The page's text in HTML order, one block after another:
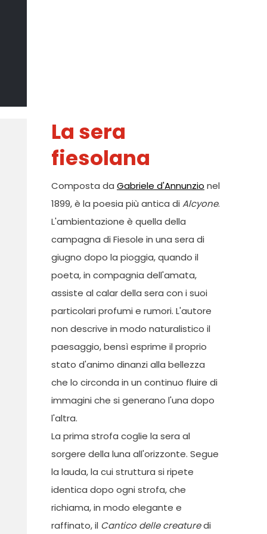
La sera
fiesolana
Composta da Gabriele d'Annunzio nel
1899, è la poesia più antica di Alcyone.
L'ambientazione è quella della
campagna di Fiesole in una sera di
giugno dopo la pioggia, quando il
poeta, in compagnia dell'amata,
assiste al calar della sera con i suoi
particolari profumi e rumori. L'autore
non descrive in modo naturalistico il
paesaggio, bensì esprime il proprio
stato d'animo dinanzi alla bellezza
che lo circonda in un continuo fluire di
immagini che si generano l'una dopo
l'altra.
La prima strofa coglie la sera al
sorgere della luna all'orizzonte. Segue
la lauda, la cui struttura si ripete
identica dopo ogni strofa, che
richiama, in modo elegante e
raffinato, il Cantico delle creaturedi